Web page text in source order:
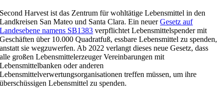
Second Harvest ist das Zentrum für wohltätige Lebensmittel in den
Landkreisen San Mateo und Santa Clara. Ein neuerGesetz auf
Landesebene namens SB1383 verpflichtet Lebensmittelspender mit
Geschäften über 10.000 Quadratfuß, essbare Lebensmittel zu spenden,
anstatt sie wegzuwerfen. Ab 2022 verlangt dieses neue Gesetz, dass
alle großen Lebensmittelerzeuger Vereinbarungen mit
Lebensmittelbanken oder anderen
Lebensmittelverwertungsorganisationen treffen müssen, um ihre
überschüssigen Lebensmittel zu spenden.